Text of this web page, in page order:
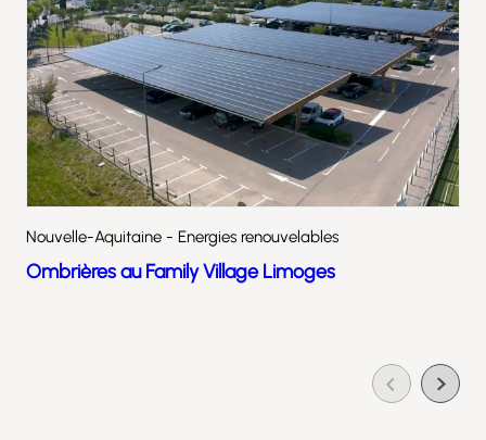
Nouvelle-Aquitaine - Energies renouvelables
Ombrières au Family Village Limoges